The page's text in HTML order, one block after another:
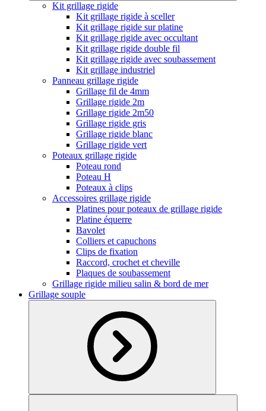
Kit grillage rigide
Kit grillage rigide à sceller
Kit grillage rigide sur platine
Kit grillage rigide avec occultant
Kit grillage rigide double fil
Kit grillage rigide avec soubassement
Kit grillage industriel
Panneau grillage rigide
Grillage fil de 4mm
Grillage rigide 2m
Grillage rigide 2m50
Grillage rigide gris
Grillage rigide blanc
Grillage rigide vert
Poteaux grillage rigide
Poteau rond
Poteau H
Poteaux à clips
Accessoires grillage rigide
Platines pour poteaux de grillage rigide
Platine équerre
Bavolet
Colliers et capuchons
Clips de fixation
Raccord, crochet et cheville
Plaques de soubassement
Grillage rigide milieu salin & bord de mer
Grillage souple